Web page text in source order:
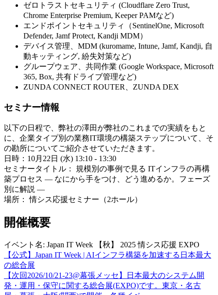
ゼロトラストセキュリティ (Cloudflare Zero Trust,
Chrome Enterprise Premium, Keeper PAMなど)
エンドポイントセキュリティ（SentinelOne, Microsoft
Defender, Jamf Protect, Kandji MDM）
デバイス管理、MDM (kuromame, Intune, Jamf, Kandji, 自
動キッティング, 紛失対策など)
グループウェア、共同作業 (Google Workspace, Microsoft
365, Box, 共有ドライブ管理など)
ZUNDA CONNECT ROUTER、ZUNDA DEX
セミナー情報
以下の日程で、弊社の澤田が弊社のこれまでの実績をもと
に、企業タイプ別の業務IT環境の構築ステップについて、そ
の勘所についてご紹介させていただきます。
日時：10月22日 (水) 13:10 - 13:30
セミナータイトル： 規模別の事例で見る ITインフラの再構
築プロセス ― なにから手をつけ、どう進めるか。フェーズ
別に解説 ―
場所： 情シス応援セミナー（2ホール）
開催概要
イベント名: Japan IT Week 【秋】 2025 情シス応援 EXPO
【公式】Japan IT Week | AIインフラ構築を加速する日本最大
の総合展
【次回2026/10/21-23@幕張メッセ】日本最大のシステム開
発・運用・保守に関する総合展(EXPO)です。東京・名古